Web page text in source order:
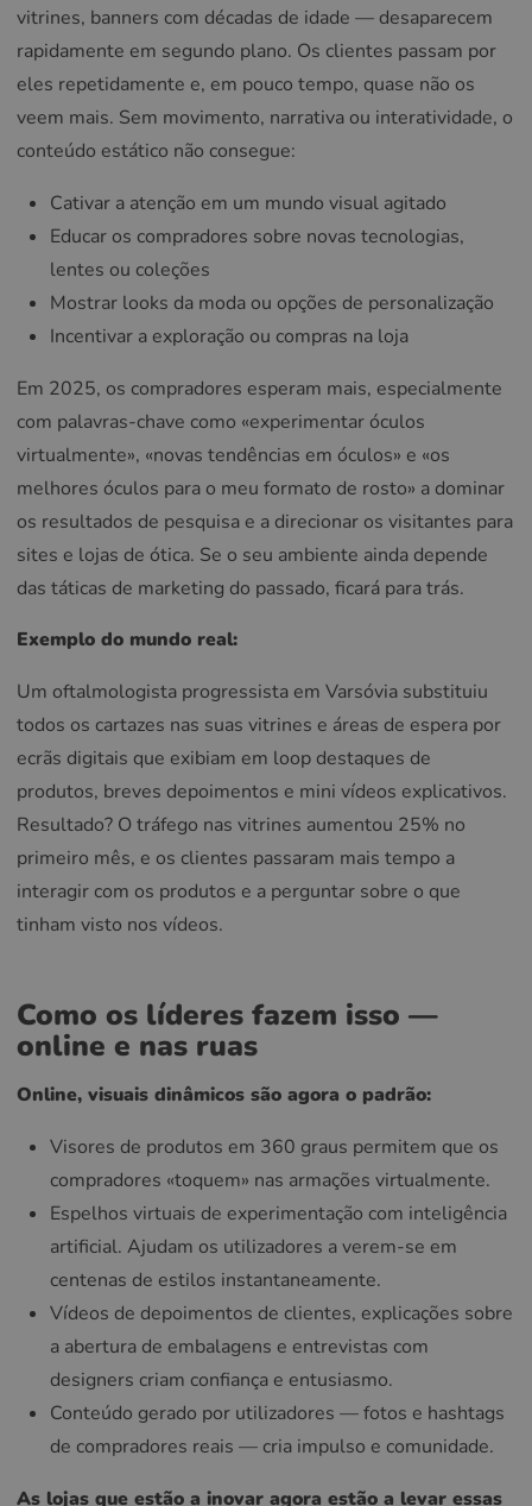
vitrines, banners com décadas de idade — desaparecem
rapidamente em segundo plano. Os clientes passam por
eles repetidamente e, em pouco tempo, quase não os
veem mais. Sem movimento, narrativa ou interatividade, o
conteúdo estático não consegue:
Cativar a atenção em um mundo visual agitado
Educar os compradores sobre novas tecnologias,
lentes ou coleções
Mostrar looks da moda ou opções de personalização
Incentivar a exploração ou compras na loja
Em 2025, os compradores esperam mais, especialmente
com palavras-chave como «experimentar óculos
virtualmente», «novas tendências em óculos» e «os
melhores óculos para o meu formato de rosto» a dominar
os resultados de pesquisa e a direcionar os visitantes para
sites e lojas de ótica. Se o seu ambiente ainda depende
das táticas de marketing do passado, ficará para trás.
Exemplo do mundo real:
Um oftalmologista progressista em Varsóvia substituiu
todos os cartazes nas suas vitrines e áreas de espera por
ecrãs digitais que exibiam em loop destaques de
produtos, breves depoimentos e mini vídeos explicativos.
Resultado? O tráfego nas vitrines aumentou 25% no
primeiro mês, e os clientes passaram mais tempo a
interagir com os produtos e a perguntar sobre o que
tinham visto nos vídeos.
Como os líderes fazem isso —
online e nas ruas
Online, visuais dinâmicos são agora o padrão:
Visores de produtos em 360 graus permitem que os
compradores «toquem» nas armações virtualmente.
Espelhos virtuais de experimentação com inteligência
artificial. Ajudam os utilizadores a verem-se em
centenas de estilos instantaneamente.
Vídeos de depoimentos de clientes, explicações sobre
a abertura de embalagens e entrevistas com
designers criam confiança e entusiasmo.
Conteúdo gerado por utilizadores — fotos e hashtags
de compradores reais — cria impulso e comunidade.
As lojas que estão a inovar agora estão a levar essas